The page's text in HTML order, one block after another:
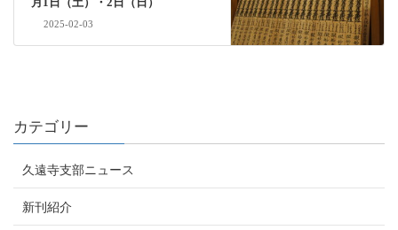
月1日（土）・2日（日）
2025-02-03
カテゴリー
久遠寺支部ニュース
新刊紹介